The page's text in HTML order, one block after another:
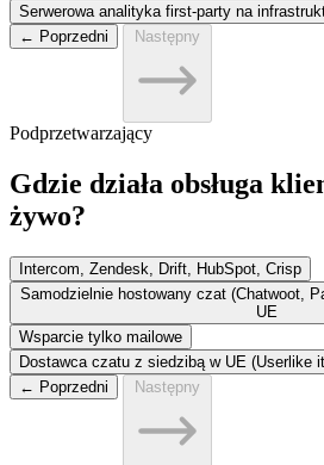
Serwerowa analityka first-party na
← Poprzedni
Następny
Podprzetwarzający
Gdzie działa obsługa
żywo?
Intercom, Zendesk, Drift, HubSpot, Crisp
Samodzielnie hostowany czat (Chatwoot,
UE
Wsparcie tylko mailowe
Dostawca czatu z siedzibą w UE (Userlike
← Poprzedni
Następny